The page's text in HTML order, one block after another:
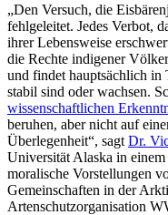
„Den Versuch, die
fehlgeleitet. Jedes Verbot,
ihrer Lebensweise
die Rechte indigener
und findet hauptsächlich in
stabil sind oder wachsen.
wissenschaftlichen
beruhen, aber nicht auf
Überlegenheit“, sagt Dr.
Universität Alaska in
moralische Vorstellungen
Gemeinschaften in der
Artenschutzorganisation